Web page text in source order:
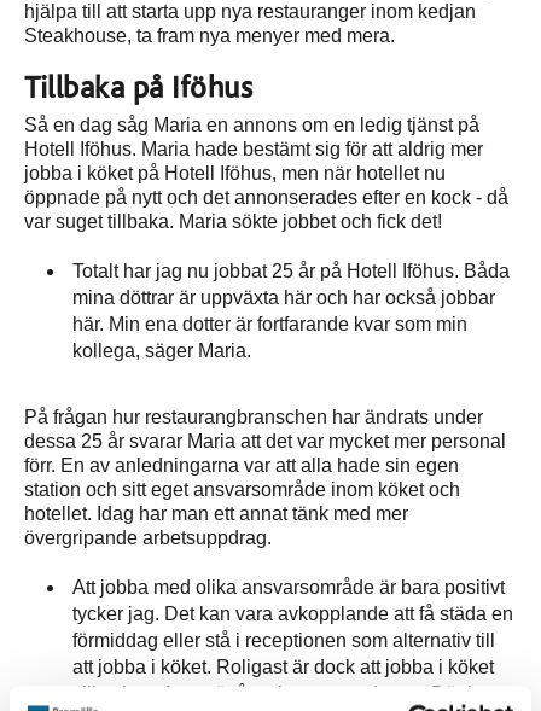
hjälpa till att starta upp nya restauranger inom kedjan
Steakhouse, ta fram nya menyer med mera.
Tillbaka på Iföhus
Så en dag såg Maria en annons om en ledig tjänst på
Hotell Iföhus. Maria hade bestämt sig för att aldrig mer
jobba i köket på Hotell Iföhus, men när hotellet nu
öppnade på nytt och det annonserades efter en kock - då
var suget tillbaka. Maria sökte jobbet och fick det!
Totalt har jag nu jobbat 25 år på Hotell Iföhus. Båda
mina döttrar är uppväxta här och har också jobbar
här. Min ena dotter är fortfarande kvar som min
kollega, säger Maria.
På frågan hur restaurangbranschen har ändrats under
dessa 25 år svarar Maria att det var mycket mer personal
förr. En av anledningarna var att alla hade sin egen
station och sitt eget ansvarsområde inom köket och
hotellet. Idag har man ett annat tänk med mer
övergripande arbetsuppdrag.
Att jobba med olika ansvarsområde är bara positivt
tycker jag. Det kan vara avkopplande att få städa en
förmiddag eller stå i receptionen som alternativ till
att jobba i köket. Roligast är dock att jobba i köket
vilket jag oftast gör åtta timmar om dagen. Där lagar